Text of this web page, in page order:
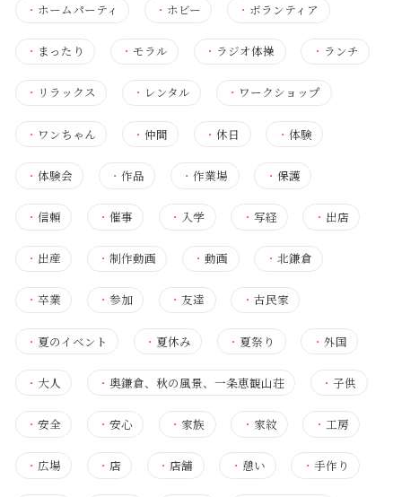
・ ホームパーティ ・ ホビー ・ ボランティア
・ まったり ・ モラル ・ ラジオ体操 ・ ランチ
・ リラックス ・ レンタル ・ ワークショップ
・ ワンちゃん ・仲間 ・休日 ・ 体験
・ 体験会 ・作品 ・作業場 ・ 保護
・ 信頼 ・催事 ・ 入学 ・ 写経 ・ 出店
・ 出産 ・制作動画 ・動画 ・ 北鎌倉
・ 卒業 ・参加 ・友達 ・ 古民家
・ 夏のイベント ・ 夏休み ・ 夏祭り ・ 外国
・ 大人 ・奥鎌倉、秋の風景、一条恵観山荘 ・子供
・ 安全 ・安心 ・ 家族 ・ 家紋 ・ 工房
・ 広場 ・ 店 ・ 店舗 ・ 憩い ・ 手作り